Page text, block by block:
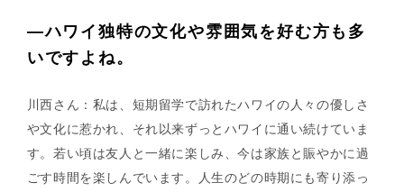
—ハワイ独特の文化や雰囲気を好む方も多
いですよね。
川西さん：私は、短期留学で訪れたハワイの人々の優しさ
や文化に惹かれ、それ以来ずっとハワイに通い続けていま
す。若い頃は友人と一緒に楽しみ、今は家族と賑やかに過
ごす時間を楽しんでいます。人生のどの時期にも寄り添っ